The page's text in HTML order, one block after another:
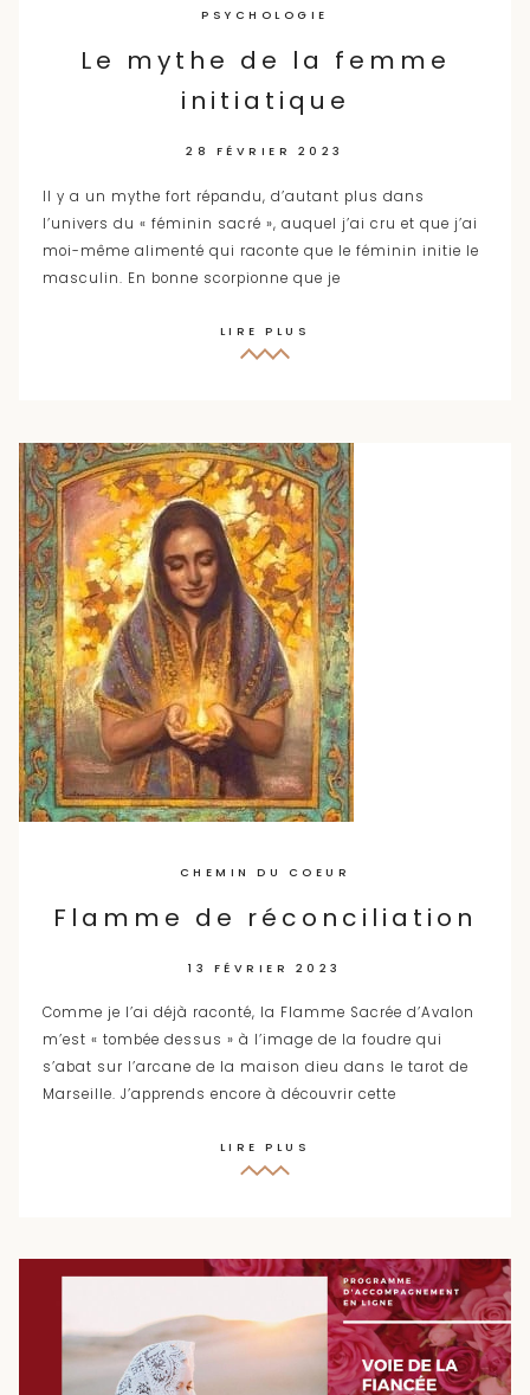
PSYCHOLOGIE
Le mythe de la femme
initiatique
28 FÉVRIER 2023
Il y a un mythe fort répandu, d’autant plus dans
l’univers du « féminin sacré », auquel j’ai cru et que j’ai
moi-même alimenté qui raconte que le féminin initie le
masculin. En bonne scorpionne que je
LIRE PLUS
CHEMIN DU COEUR
Flamme de réconciliation
13 FÉVRIER 2023
Comme je l’ai déjà raconté, la Flamme Sacrée d’Avalon
m’est « tombée dessus » à l’image de la foudre qui
s’abat sur l’arcane de la maison dieu dans le tarot de
Marseille. J’apprends encore à découvrir cette
LIRE PLUS